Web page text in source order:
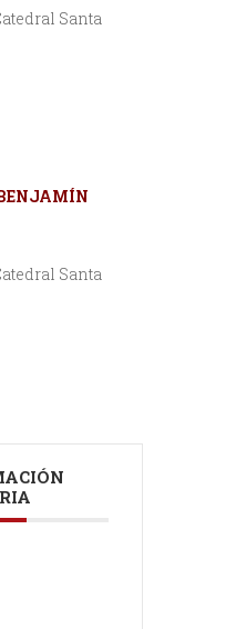
Santa
Santa